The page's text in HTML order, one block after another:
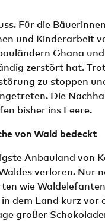
Für die
und Kinderarbeit
Ghana
zerstört hat.
zu stoppen
Die
bisher ins Leere.
von Wald bedeckt
Anbau­land von
verloren. Nur
wie
dem Land kurz vor
großer